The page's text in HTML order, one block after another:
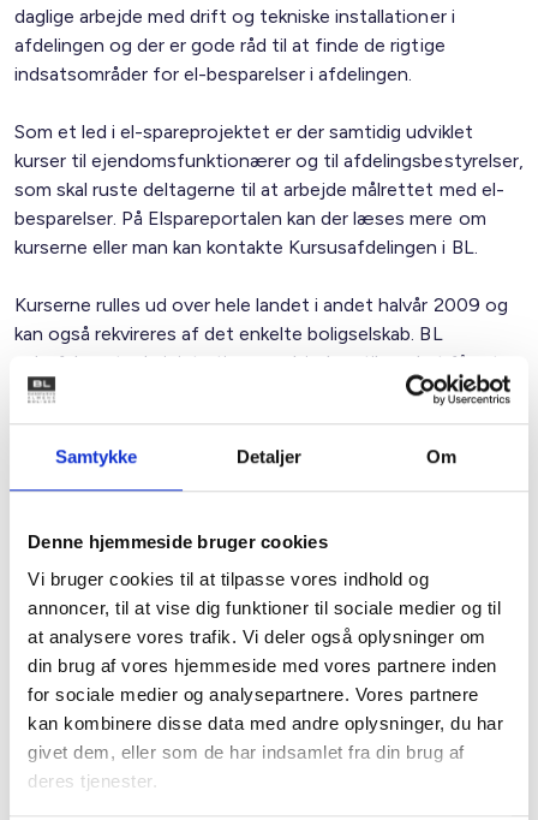
Samtykke Detaljer Om
Denne hjemmeside bruger cookies
Vi bruger cookies til at tilpasse vores indhold og
annoncer, til at vise dig funktioner til sociale medier og til
at analysere vores trafik. Vi deler også oplysninger om
din brug af vores hjemmeside med vores partnere inden
for sociale medier og analysepartnere. Vores partnere
kan kombinere disse data med andre oplysninger, du har
givet dem, eller som de har indsamlet fra din brug af
deres tjenester.
daglige arbejde med drift og tekniske installationer i
afdelingen og der er gode råd til at finde de rigtige
indsatsområder for el-besparelser i afdelingen.
Som et led i el-spareprojektet er der samtidig udviklet
kurser til ejendomsfunktionærer og til afdelingsbestyrelser,
som skal ruste deltagerne til at arbejde målrettet med el-
besparelser. På Elspareportalen kan der læses mere om
kurserne eller man kan kontakte Kursusafdelingen i BL.
Kurserne rulles ud over hele landet i andet halvår 2009 og
kan også rekvireres af det enkelte boligselskab. BL
anbefaler, at administrationerne hjælper til med at få sat
el-besparelser på dagsordenen i boligorganisationen og få
afdelingsbestyrelser og medarbejdere på kursus.
de gode erfaringer og råd, der kan findes på portalen.
Både Elspareportalen og kurserne gennemføres med
støtte fra Elsparepuljen hos Dansk Energi.
Med venlig hilsen
Gert Nielsen / Lars Fløche
Relateret indhold